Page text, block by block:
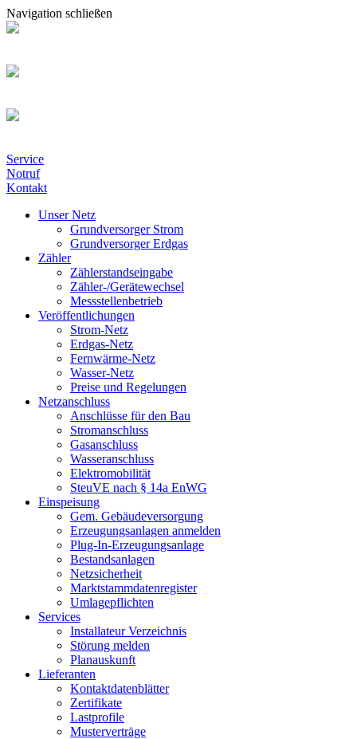
Navigation schließen
Service
Notruf
Kontakt
Unser Netz
Grundversorger Strom
Grundversorger Erdgas
Zähler
Zählerstandseingabe
Zähler-/Gerätewechsel
Messstellenbetrieb
Veröffentlichungen
Strom-Netz
Erdgas-Netz
Fernwärme-Netz
Wasser-Netz
Preise und Regelungen
Netzanschluss
Anschlüsse für den Bau
Stromanschluss
Gasanschluss
Wasseranschluss
Elektromobilität
SteuVE nach § 14a EnWG
Einspeisung
Gem. Gebäudeversorgung
Erzeugungsanlagen anmelden
Plug-In-Erzeugungsanlage
Bestandsanlagen
Netzsicherheit
Marktstammdatenregister
Umlagepflichten
Services
Installateur Verzeichnis
Störung melden
Planauskunft
Lieferanten
Kontaktdatenblätter
Zertifikate
Lastprofile
Musterverträge